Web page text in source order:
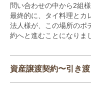
問い合わせの中から2組
最終的に、タイ料理とカ
法人様が、この場所のポ
約へと進むことになりま
資産譲渡契約〜引き渡